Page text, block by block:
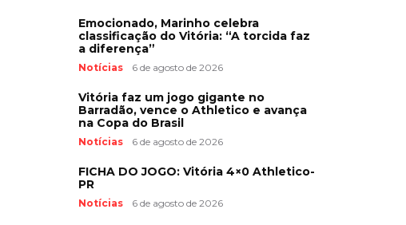
Emocionado, Marinho celebra
classificação do Vitória: “A torcida faz
a diferença”
Notícias 6 de agosto de 2026
Vitória faz um jogo gigante no
Barradão, vence o Athletico e avança
na Copa do Brasil
Notícias 6 de agosto de 2026
FICHA DO JOGO: Vitória 4×0 Athletico-
PR
Notícias 6 de agosto de 2026